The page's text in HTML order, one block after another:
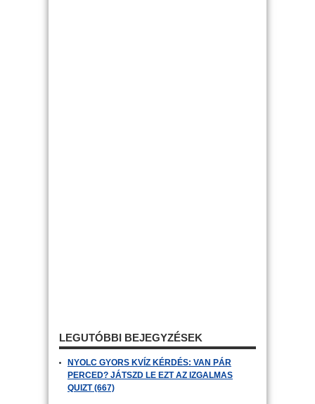
LEGUTÓBBI BEJEGYZÉSEK
NYOLC GYORS KVÍZ KÉRDÉS: VAN PÁR
PERCED? JÁTSZD LE EZT AZ IZGALMAS
QUIZT (667)